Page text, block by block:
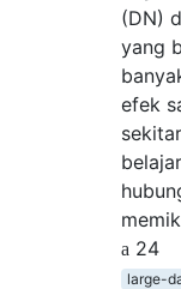
(DN)
yang
efek
24
large-